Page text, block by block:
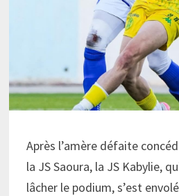
Après l’amère défaite
la JS Saoura, la JS Kabylie,
lâcher le podium, s’est